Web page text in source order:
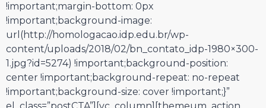
!important;margin-bottom: 0px
!important;background-image:
url(http://homologacao.idp.edu.br/wp-
content/uploads/2018/02/bn_contato_idp-1980×300-
1.jpg?id=5274) !important;background-position:
center !important;background-repeat: no-repeat
!important;background-size: cover !important;}”